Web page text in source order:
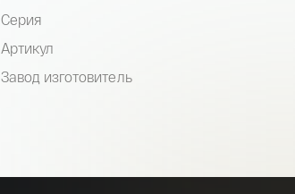
Серия
Артикул
Завод изготовитель